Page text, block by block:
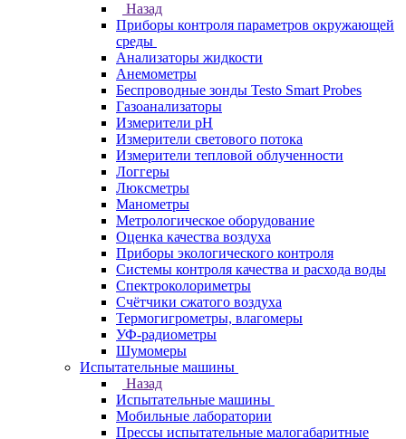
Назад
Приборы контроля параметров окружающей
среды
Анализаторы жидкости
Анемометры
Беспроводные зонды Testo Smart Probes
Газоанализаторы
Измерители pH
Измерители светового потока
Измерители тепловой облученности
Логгеры
Люксметры
Манометры
Метрологическое оборудование
Оценка качества воздуха
Приборы экологического контроля
Системы контроля качества и расхода воды
Спектроколориметры
Счётчики сжатого воздуха
Термогигрометры, влагомеры
УФ-радиометры
Шумомеры
Испытательные машины
Назад
Испытательные машины
Мобильные лаборатории
Прессы испытательные малогабаритные